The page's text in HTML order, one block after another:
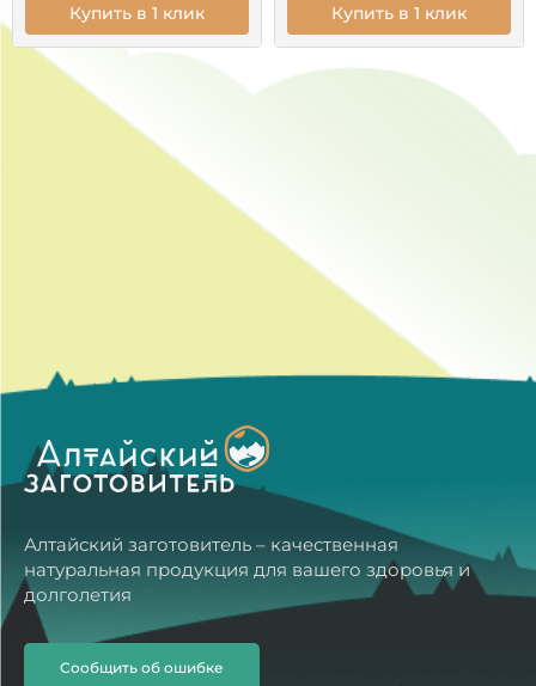
Купить в 1 клик Купить в 1 клик
Алтайский заготовитель – качественная
натуральная продукция для вашего здоровья и
долголетия
Сообщить об ошибке